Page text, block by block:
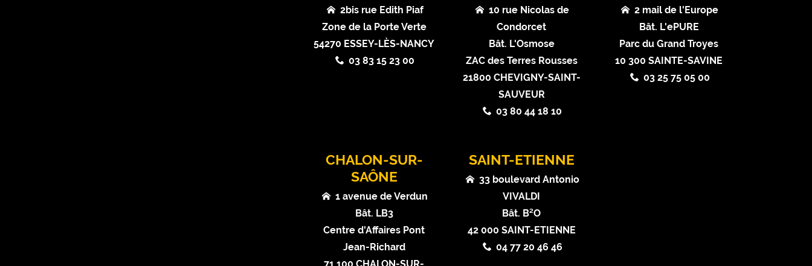
2bis rue Edith Piaf
Zone de la Porte Verte
54270 ESSEY-LÈS-NANCY
03 83 15 23 00
10 rue Nicolas de
Condorcet
Bât. L'Osmose
ZAC des Terres Rousses
21800 CHEVIGNY-SAINT-
SAUVEUR
03 80 44 18 10
2 mail de l'Europe
Bât. L'ePURE
Parc du Grand Troyes
10 300 SAINTE-SAVINE
03 25 75 05 00
CHALON-SUR-
SAÔNE
1 avenue de Verdun
Bât. LB3
Centre d'Affaires Pont
Jean-Richard
SAINT-ETIENNE
33 boulevard Antonio
VIVALDI
Bât. B²O
42 000 SAINT-ETIENNE
04 77 20 46 46